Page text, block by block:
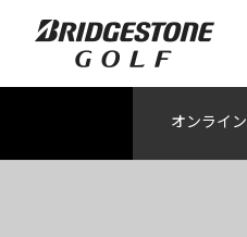
オンライン